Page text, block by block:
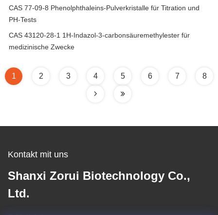
CAS 77-09-8 Phenolphthaleins-Pulverkristalle für Titration und
PH-Tests
CAS 43120-28-1 1H-Indazol-3-carbonsäuremethylester für
medizinische Zwecke
1 2 3 4 5 6 7 8
Kontakt mit uns
Shanxi Zorui Biotechnology Co.,
Ltd.